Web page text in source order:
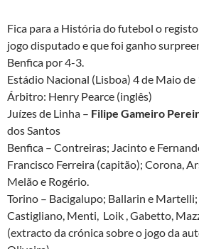
Fica para a História do futebol o
jogo disputado e que foi ganho
Benfica por 4-3.
Estádio Nacional (Lisboa) 4 de Maio de
Árbitro: Henry Pearce (inglês)
Juízes de Linha – Filipe Gameiro
dos Santos
Benfica – Contreiras; Jacinto e
Francisco Ferreira (capitão); Corona,
Melão e Rogério.
Torino – Bacigalupo; Ballarin e
Castigliano, Menti, Loik , Gabetto,
(extracto da crónica sobre o jogo da